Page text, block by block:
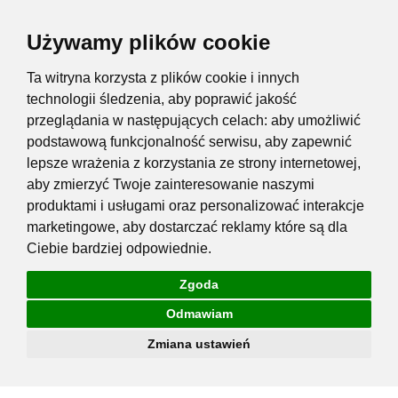
Używamy plików cookie
Ta witryna korzysta z plików cookie i innych
technologii śledzenia, aby poprawić jakość
przeglądania w następujących celach: aby umożliwić
podstawową funkcjonalność serwisu, aby zapewnić
lepsze wrażenia z korzystania ze strony internetowej,
aby zmierzyć Twoje zainteresowanie naszymi
produktami i usługami oraz personalizować interakcje
marketingowe, aby dostarczać reklamy które są dla
Ciebie bardziej odpowiednie.
Zgoda
Odmawiam
Zmiana ustawień